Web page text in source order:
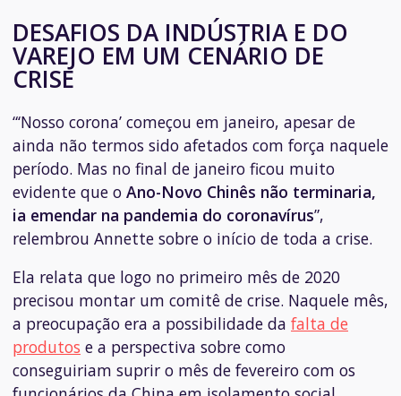
DESAFIOS DA INDÚSTRIA E DO
VAREJO EM UM CENÁRIO DE
CRISE
“‘Nosso corona’ começou em janeiro, apesar de
ainda não termos sido afetados com força naquele
período. Mas no final de janeiro ficou muito
evidente que o Ano-Novo Chinês não terminaria,
ia emendar na pandemia do coronavírus”,
relembrou Annette sobre o início de toda a crise.
Ela relata que logo no primeiro mês de 2020
precisou montar um comitê de crise. Naquele mês,
a preocupação era a possibilidade da falta de
produtos e a perspectiva sobre como
conseguiriam suprir o mês de fevereiro com os